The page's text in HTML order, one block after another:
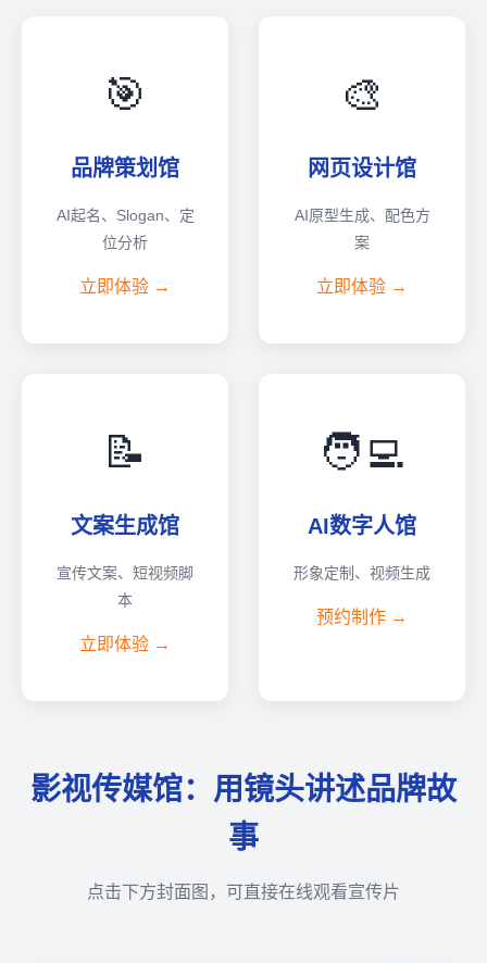
🎯
品牌策划馆
AI起名、Slogan、定
位分析
立即体验 →
🎨
网页设计馆
AI原型生成、配色方
案
立即体验 →
📝
文案生成馆
宣传文案、短视频脚
本
立即体验 →
🧑‍💻
AI数字人馆
形象定制、视频生成
预约制作 →
影视传媒馆：用镜头讲述品牌故
事
点击下方封面图，可直接在线观看宣传片